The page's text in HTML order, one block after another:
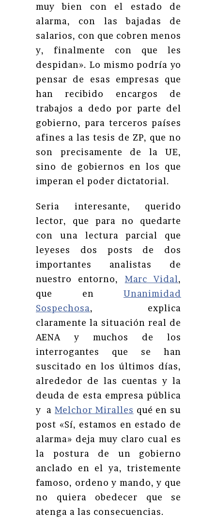
muy bien con el estado de
alarma, con las bajadas de
salarios, con que cobren menos
y, finalmente con que les
despidan». Lo mismo podría yo
pensar de esas empresas que
han recibido encargos de
trabajos a dedo por parte del
gobierno, para terceros países
afines a las tesis de ZP, que no
son precisamente de la UE,
sino de gobiernos en los que
imperan el poder dictatorial.
Seria interesante, querido
lector, que para no quedarte
con una lectura parcial que
leyeses dos posts de dos
importantes analistas de
nuestro entorno, Marc Vidal ,
que en Unanimidad
Sospechosa, explica
claramente la situación real de
AENA y muchos de los
interrogantes que se han
suscitado en los últimos días,
alrededor de las cuentas y la
deuda de esta empresa pública
y aMelchor Miralles qué en su
post «Sí, estamos en estado de
alarma» deja muy claro cual es
la postura de un gobierno
anclado en el ya, tristemente
famoso, ordeno y mando, y que
no quiera obedecer que se
atenga a las consecuencias.